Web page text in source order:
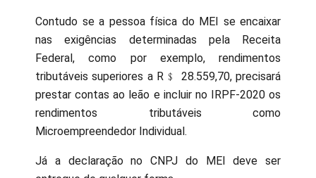
Contudo se a pessoa física do MEI se encaixar
nas exigências determinadas pela Receita
Federal, como por exemplo, rendimentos
tributáveis superiores a R﹩ 28.559,70, precisará
prestar contas ao leão e incluir no IRPF-2020 os
rendimentos tributáveis como
Microempreendedor Individual.
Já a declaração no CNPJ do MEI deve ser